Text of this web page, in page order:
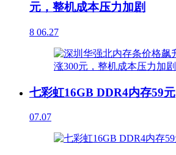
元，整机成本压力加剧
8 06.27
七彩虹16GB DDR4内存59元
07.07